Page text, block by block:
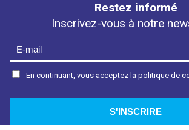
Restez informé
Inscrivez-vous à notre
En continuant, vous acceptez la politique de